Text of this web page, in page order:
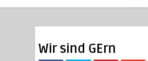
Wir sind GErn